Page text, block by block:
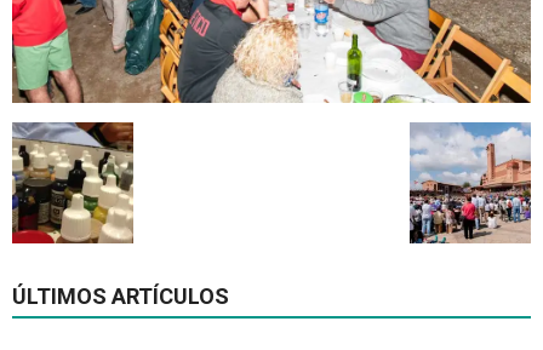
ÚLTIMOS ARTÍCULOS